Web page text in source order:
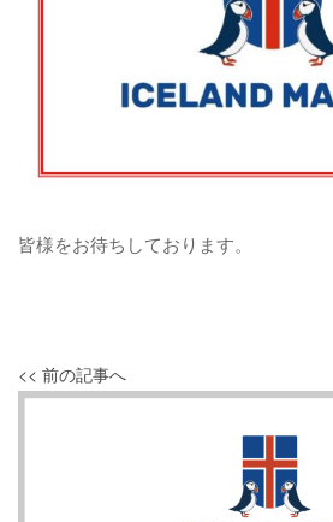
皆様をお待ちしております。
<< 前の記事へ